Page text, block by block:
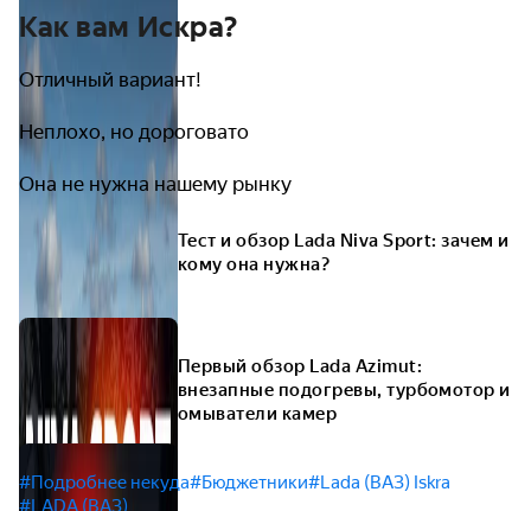
Как вам Искра?
Отличный вариант!
Неплохо, но дороговато
Она не нужна нашему рынку
Тест и обзор Lada Niva Sport: зачем и
кому она нужна?
Первый обзор Lada Azimut:
внезапные подогревы, турбомотор и
омыватели камер
#Подробнее некуда#Бюджетники#Lada (ВАЗ) Iskra
#LADA (ВАЗ)